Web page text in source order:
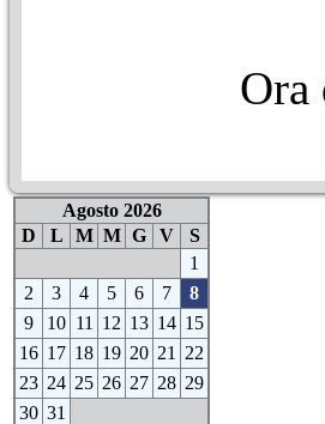
Ora
Agosto 2026
D
L M M G V
S
1
2
3 4 5 6 7
8
9
10 11 12 13 14 15
16 17 18 19 20 21
22
23 24 25 26 27 28 29
30 31